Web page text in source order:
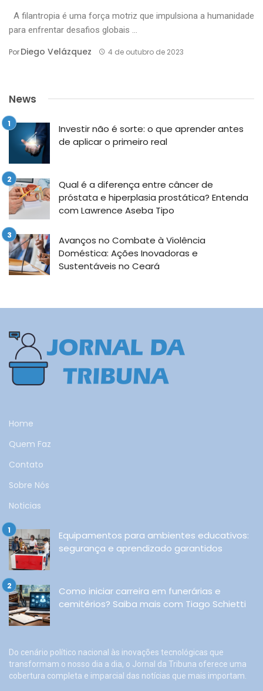
A filantropia é uma força motriz que impulsiona a humanidade
para enfrentar desafios globais ...
PorDiego Velázquez 4 de outubro de 2023
News
Investir não é sorte: o que aprender antes
de aplicar o primeiro real
Qual é a diferença entre câncer de
próstata e hiperplasia prostática? Entenda
com Lawrence Aseba Tipo
Avanços no Combate à Violência
Doméstica: Ações Inovadoras e
Sustentáveis no Ceará
Home
Quem Faz
Contato
Sobre Nós
Noticias
Equipamentos para ambientes educativos:
segurança e aprendizado garantidos
Como iniciar carreira em funerárias e
cemitérios? Saiba mais com Tiago Schietti
Do cenário político nacional às inovações tecnológicas que
transformam o nosso dia a dia, o Jornal da Tribuna oferece uma
cobertura completa e imparcial das notícias que mais importam.